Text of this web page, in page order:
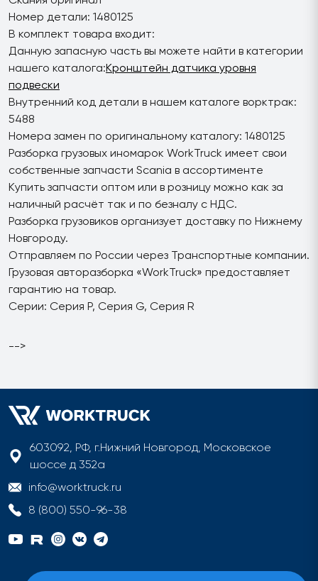
Номер детали: 1480125
В комплект товара входит:
Данную запасную часть вы можете найти в категории
нашего каталога:Кронштейн датчика уровня
подвески
Внутренний код детали в нашем каталоге ворктрак:
5488
Номера замен по оригинальному каталогу: 1480125
Разборка грузовых иномарок WorkTruck имеет свои
собственные запчасти Scania в ассортименте
Купить запчасти оптом или в розницу можно как за
наличный расчёт так и по безналу с НДС.
Разборка грузовиков организует доставку по Нижнему
Новгороду.
Отправляем по России через Транспортные компании.
Грузовая авторазборка «WorkTruck» предоставляет
гарантию на товар.
Серии: Серия P, Серия G, Серия R
-->
603092, РФ, г.Нижний Новгород, Московское
шоссе д 352а
info@worktruck.ru
8 (800) 550-96-38